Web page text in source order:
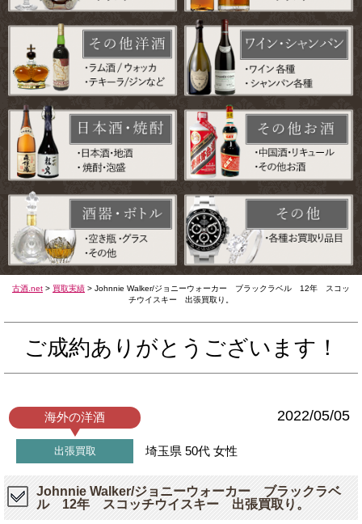
古酒.net > 買取実績 > Johnnie Walker/ジョニーウォーカー ブラックラベル 12年 スコッ
チウイスキー 出張買取り。
ご成約ありがとうございます！
海外の洋酒 2022/05/05
出張買取 埼玉県 50代 女性
Johnnie Walker/ジョニーウォーカー ブラックラベ
ル 12年 スコッチウイスキー 出張買取り。